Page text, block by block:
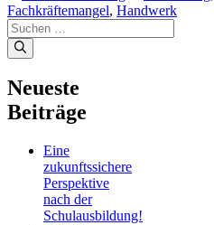
Fachkräftemangel, Handwerk
Suchen
nach:
Neueste
Beiträge
Eine
zukunftssichere
Perspektive
nach der
Schulausbildung!